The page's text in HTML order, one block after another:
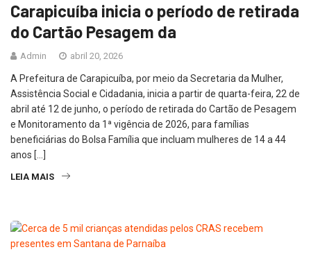
Carapicuíba inicia o período de retirada
do Cartão Pesagem da
Admin abril 20, 2026
A Prefeitura de Carapicuíba, por meio da Secretaria da Mulher,
Assistência Social e Cidadania, inicia a partir de quarta-feira, 22 de
abril até 12 de junho, o período de retirada do Cartão de Pesagem
e Monitoramento da 1ª vigência de 2026, para famílias
beneficiárias do Bolsa Família que incluam mulheres de 14 a 44
anos […]
LEIA MAIS